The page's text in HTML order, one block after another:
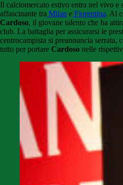
Il calciomercato estivo entra nel vivo
affascinante tra Milan e Fiorentina. Al
Cardoso, il giovane talento che ha
club. La battaglia per assicurarsi le
centrocampista si preannuncia serrata,
tutto per portare Cardoso nelle